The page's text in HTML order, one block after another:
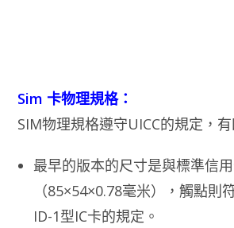
Sim 卡物理規格：
SIM物理規格遵守UICC的規定，
最早的版本的尺寸是與標準信
（85×54×0.78毫米），觸點則
ID-1型IC卡的規定。